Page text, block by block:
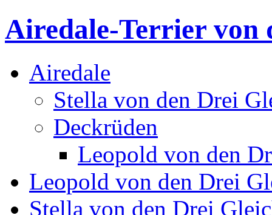
Airedale-Terrier von
Airedale
Stella von den Drei
Deckrüden
Leopold von den
Leopold von den Drei
Stella von den Drei